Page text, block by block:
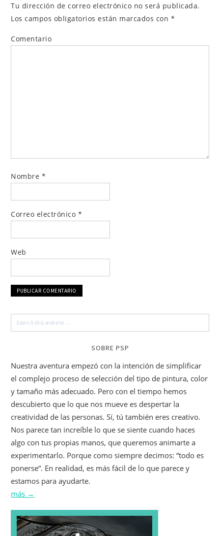
Tu dirección de correo electrónico no será publicada.
Los campos obligatorios están marcados con *
Comentario
Nombre *
Correo electrónico *
Web
SOBRE PSP
Nuestra aventura empezó con la intención de simplificar
el complejo proceso de selección del tipo de pintura, color
y tamaño más adecuado. Pero con el tiempo hemos
descubierto que lo que nos mueve es despertar la
creatividad de las personas. Sí, tú también eres creativo.
Nos parece tan increíble lo que se siente cuando haces
algo con tus propias manos, que queremos animarte a
experimentarlo. Porque como siempre decimos: “todo es
ponerse“. En realidad, es más fácil de lo que parece y
estamos para ayudarte.
más →